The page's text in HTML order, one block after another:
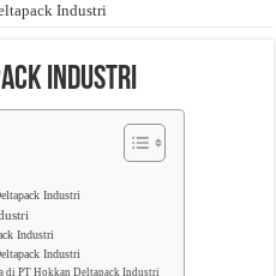
Industri
Industri
Industri
Industri
Industri
di PT Hokkan Deltapack Industri